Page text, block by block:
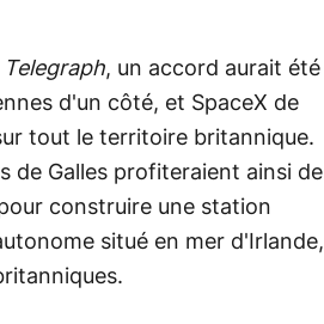
Telegraph, un accord aurait été
d'un côté, et SpaceX de
tout le territoire britannique.
de Galles profiteraient ainsi de
construire une station
situé en mer d'Irlande,